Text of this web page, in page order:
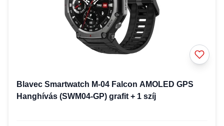
Blavec Smartwatch M-04 Falcon AMOLED GPS
Hanghívás (SWM04-GP) grafit + 1 szíj